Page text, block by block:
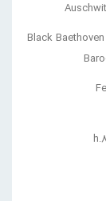
Black